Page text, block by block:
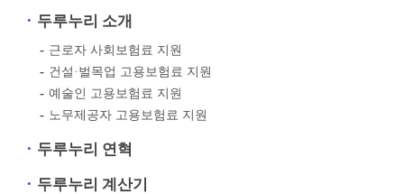
두루누리 소개
근로자 사회보험료 지원
건설·벌목업 고용보험료 지원
예술인 고용보험료 지원
노무제공자 고용보험료 지원
두루누리 연혁
두루누리 계산기